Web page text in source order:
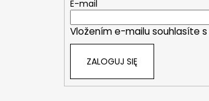
E-mail
Vložením e-mailu souhlasíte s
ZALOGUJ SIĘ